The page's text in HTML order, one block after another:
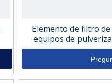
Elemento de filtro
equipos de